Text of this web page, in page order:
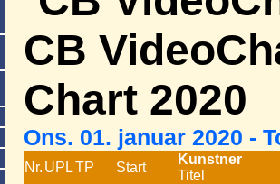
CB
Chart 2020
Ons. 01. januar 2020 -
Nr. UPLTP Start
Kunstner
Titel